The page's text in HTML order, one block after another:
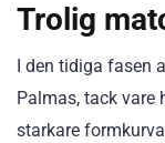
Trolig
I den tidiga fasen
Palmas, tack vare
starkare